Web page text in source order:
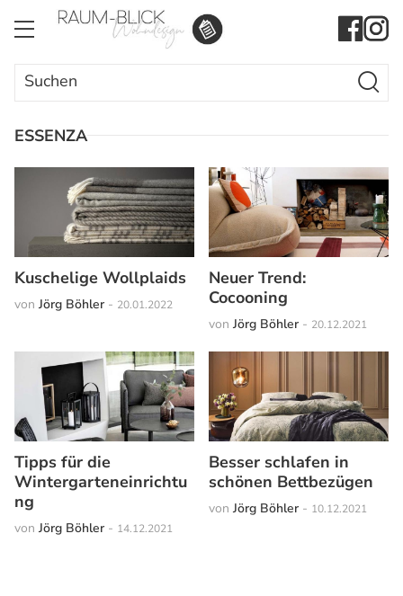
Search
for:
Search
ESSENZA
Kuschelige Wollplaids
von Jörg Böhler - 20.01.2022
Neuer Trend:
Cocooning
von Jörg Böhler - 20.12.2021
Tipps für die
Wintergarteneinrichtu
ng
von Jörg Böhler - 14.12.2021
Besser schlafen in
schönen Bettbezügen
von Jörg Böhler - 10.12.2021